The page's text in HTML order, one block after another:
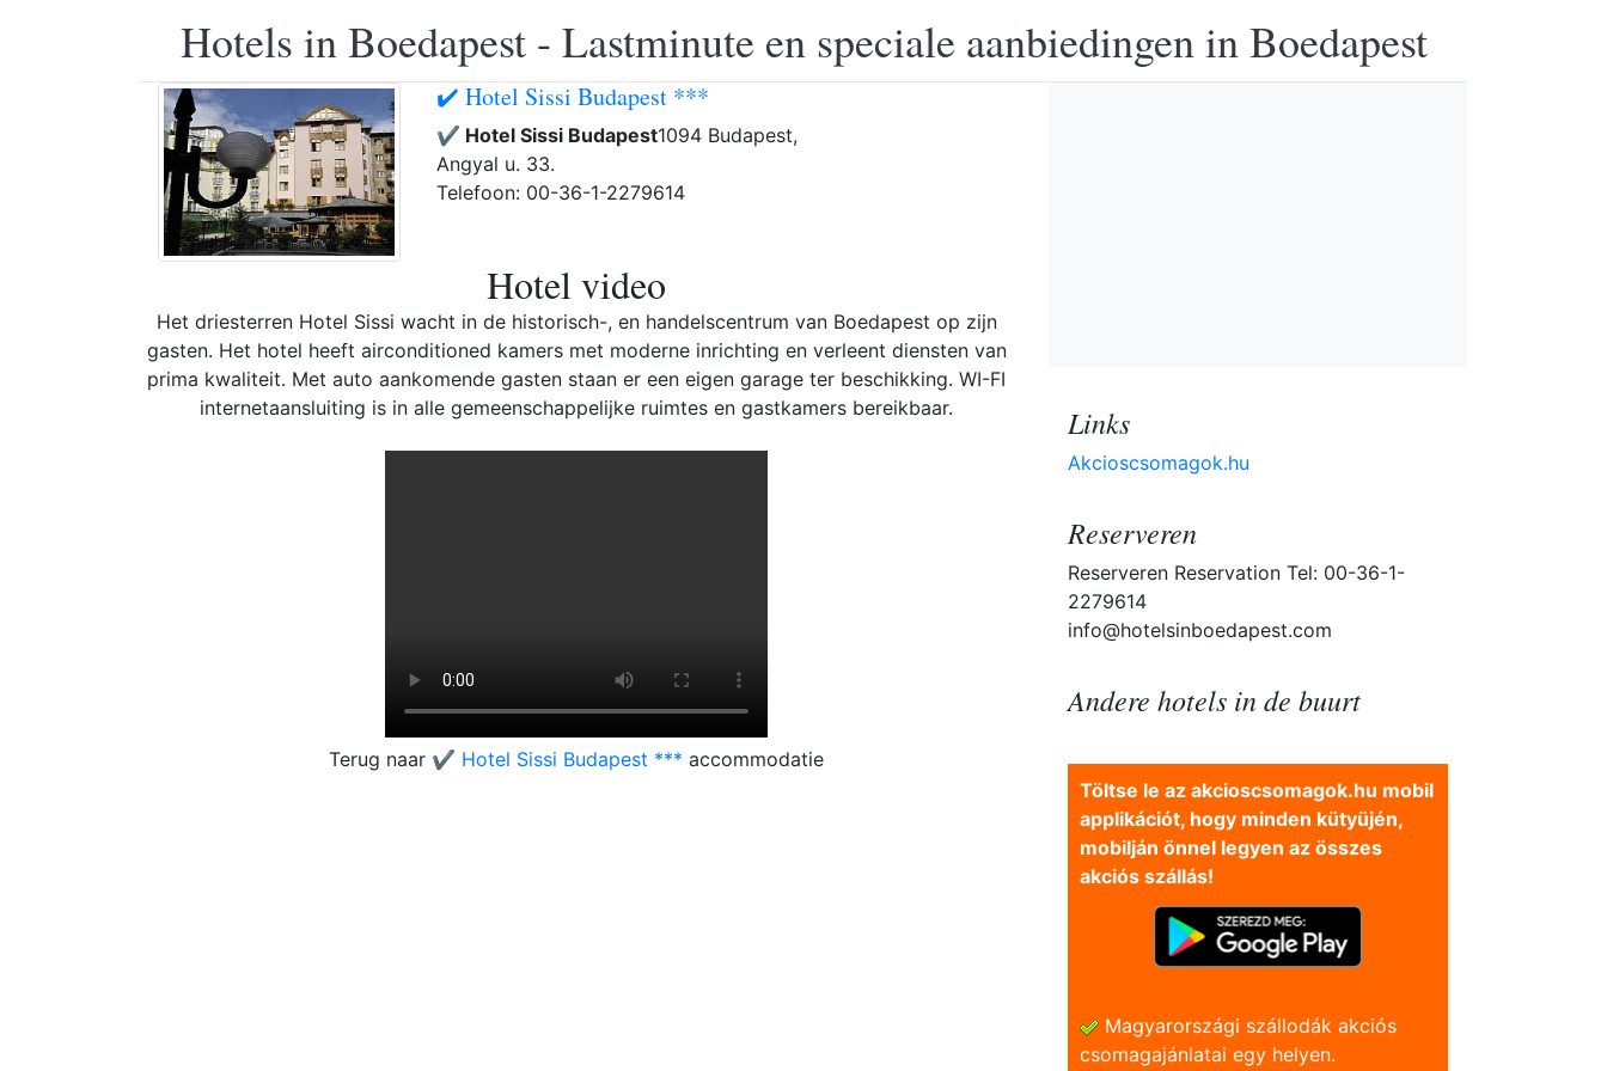
Hotels in Boedapest - Lastminute en speciale aanbiedingen in Boedapest
✔️ Hotel Sissi Budapest ***
✔️ Hotel Sissi Budapest1094 Budapest,
Angyal u. 33.
Telefoon: 00-36-1-2279614
Hotel video
Het driesterren Hotel Sissi wacht in de historisch-, en handelscentrum van Boedapest op zijn
gasten. Het hotel heeft airconditioned kamers met moderne inrichting en verleent diensten van
prima kwaliteit. Met auto aankomende gasten staan er een eigen garage ter beschikking. WI-FI
internetaansluiting is in alle gemeenschappelijke ruimtes en gastkamers bereikbaar.
Terug naar ✔️ Hotel Sissi Budapest *** accommodatie
Links
Akcioscsomagok.hu
Reserveren
Reserveren Reservation Tel: 00-36-1-
2279614
info@hotelsinboedapest.com
Andere hotels in de buurt
Töltse le az akcioscsomagok.hu mobil
applikációt, hogy minden kütyüjén,
mobilján önnel legyen az összes
akciós szállás!
Magyarországi szállodák akciós
csomagajánlatai egy helyen.